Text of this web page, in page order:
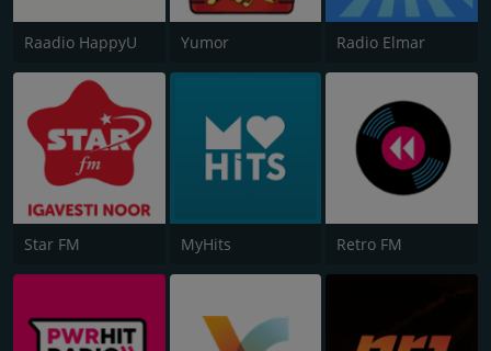
Raadio HappyU Yumor Radio Elmar
Star FM MyHits Retro FM